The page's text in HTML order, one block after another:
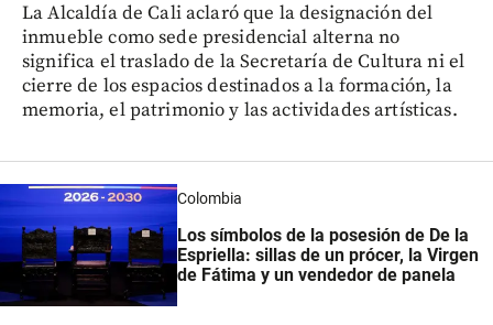
La Alcaldía de Cali aclaró que la designación del
inmueble como sede presidencial alterna no
significa el traslado de la Secretaría de Cultura ni el
cierre de los espacios destinados a la formación, la
memoria, el patrimonio y las actividades artísticas.
Colombia
Los símbolos de la posesión de De la
Espriella: sillas de un prócer, la Virgen
de Fátima y un vendedor de panela